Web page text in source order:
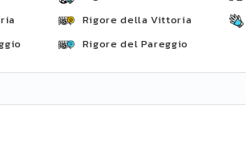
Rigore della Vittoria
Rigore del Pareggio